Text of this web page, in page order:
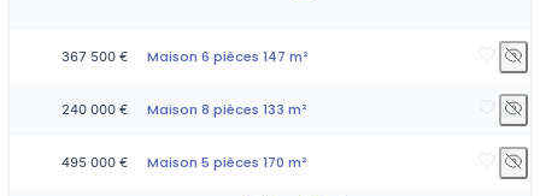
367 500 € Maison 6 pièces 147 m²
240 000 € Maison 8 pièces 133 m²
495 000 € Maison 5 pièces 170 m²